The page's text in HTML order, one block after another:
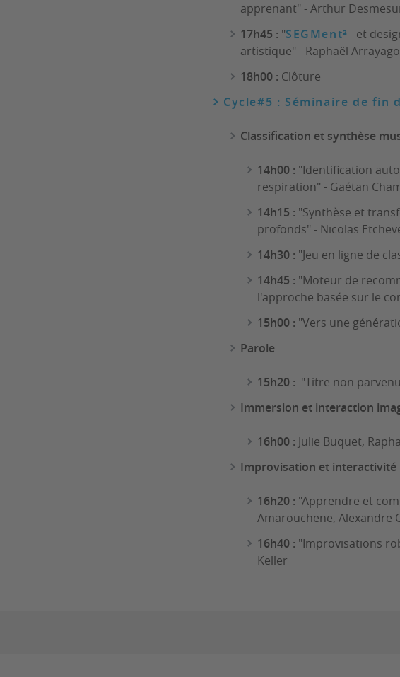
apprenant" - Arthur
17h45 : "SEGMent² et
artistique" - Raphaël Arrayago
18h00 : Clôture
Cycle#5 : Séminaire de fin
Classification et synthèse
14h00 : "Identification
respiration" - Gaétan
14h15 : "Synthèse et
profonds" - Nicolas
14h30 : "Jeu en ligne de
14h45 : "Moteur de
l'approche basée sur le
15h00 : "Vers une
Parole
15h20 : "Titre non
Immersion et interaction
16h00 : Julie Buquet,
Improvisation et interactivité
16h20 : "Apprendre et
Amarouchene, Alexandre
16h40 : "Improvisations
Keller